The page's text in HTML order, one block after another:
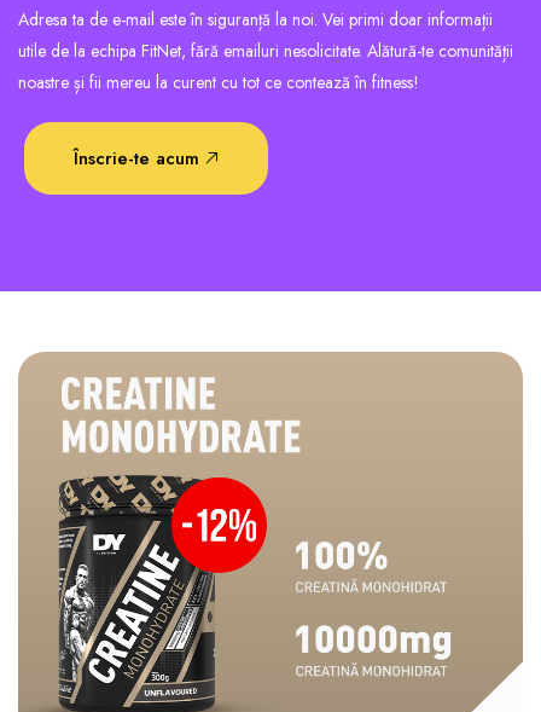
Adresa ta de e-mail este în siguranță la noi. Vei primi doar informații
utile de la echipa FitNet, fără emailuri nesolicitate. Alătură-te comunității
noastre și fii mereu la curent cu tot ce contează în fitness!
Înscrie-te acum